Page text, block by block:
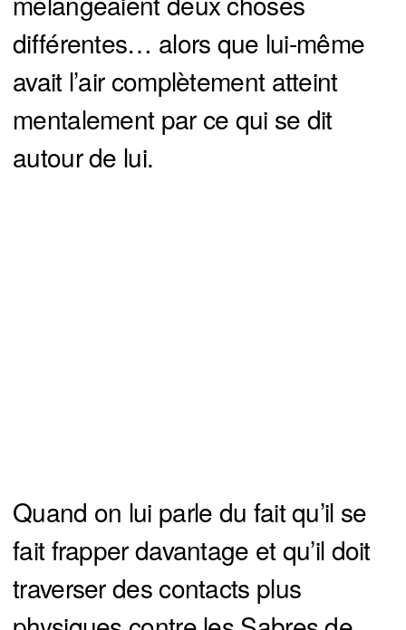
différentes… alors que lui-même
avait l’air complètement atteint
mentalement par ce qui se dit
autour de lui.
Quand on lui parle du fait qu’il se
fait frapper davantage et qu’il doit
traverser des contacts plus